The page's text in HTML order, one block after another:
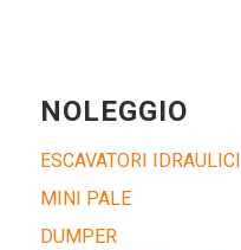
NOLEGGIO
ESCAVATORI IDRAULICI
MINI PALE
DUMPER